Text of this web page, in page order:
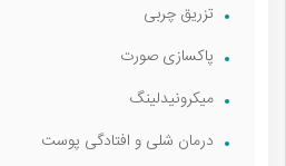
تزریق چربی
پاکسازی صورت
میکرونیدلینگ
درمان شلی و افتادگی پوست